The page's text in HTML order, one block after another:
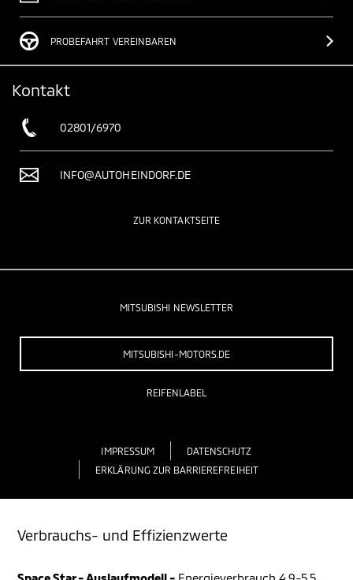
PROBEFAHRT VEREINBAREN
Kontakt
02801/6970
INFO@AUTOHEINDORF.DE
ZUR KONTAKTSEITE
MITSUBISHI NEWSLETTER
MITSUBISHI-MOTORS.DE
REIFENLABEL
IMPRESSUM
DATENSCHUTZ
ERKLÄRUNG ZUR BARRIEREFREIHEIT
Verbrauchs- und Effizienzwerte